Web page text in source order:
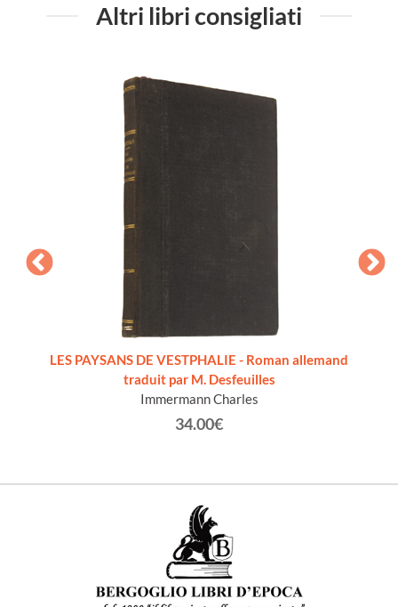
Altri libri consigliati
LES PAYSANS DE VESTPHALIE - Roman allemand
traduit par M. Desfeuilles
Immermann Charles
34.00€